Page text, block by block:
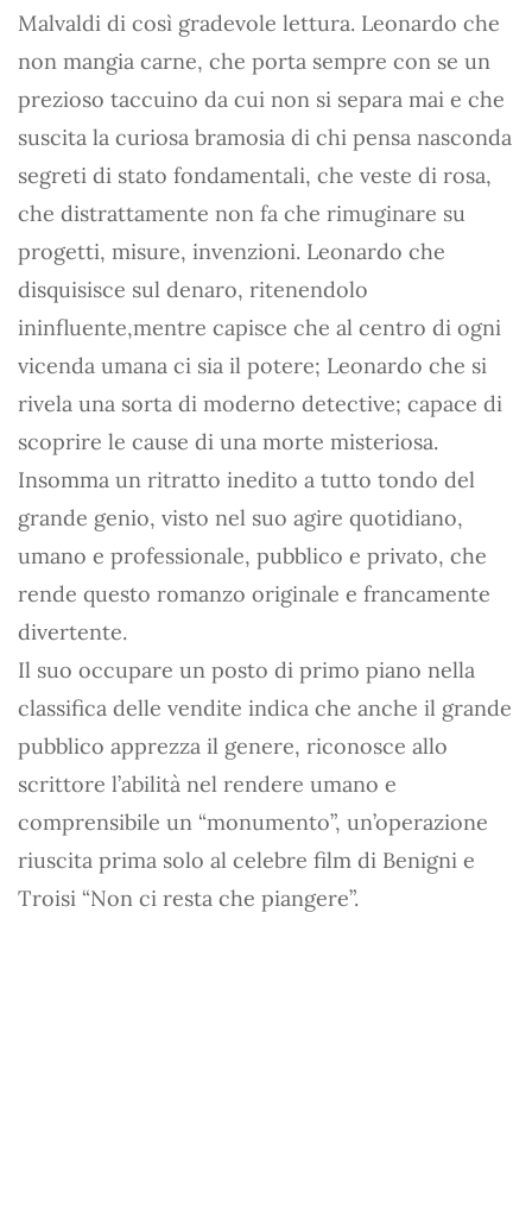
Malvaldi di così gradevole lettura. Leonardo che
non mangia carne, che porta sempre con se un
prezioso taccuino da cui non si separa mai e che
suscita la curiosa bramosia di chi pensa nasconda
segreti di stato fondamentali, che veste di rosa,
che distrattamente non fa che rimuginare su
progetti, misure, invenzioni. Leonardo che
disquisisce sul denaro, ritenendolo
ininfluente,mentre capisce che al centro di ogni
vicenda umana ci sia il potere; Leonardo che si
rivela una sorta di moderno detective; capace di
scoprire le cause di una morte misteriosa.
Insomma un ritratto inedito a tutto tondo del
grande genio, visto nel suo agire quotidiano,
umano e professionale, pubblico e privato, che
rende questo romanzo originale e francamente
divertente.
Il suo occupare un posto di primo piano nella
classifica delle vendite indica che anche il grande
pubblico apprezza il genere, riconosce allo
scrittore l’abilità nel rendere umano e
comprensibile un “monumento”, un’operazione
riuscita prima solo al celebre film di Benigni e
Troisi “Non ci resta che piangere”.